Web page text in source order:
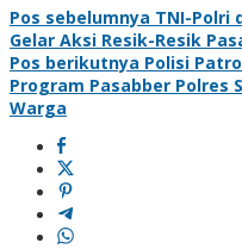
Pos sebelumnya TNI-Polri
Gelar Aksi Resik-Resik
Pos berikutnya Polisi
Program Pasabber Polres
Warga